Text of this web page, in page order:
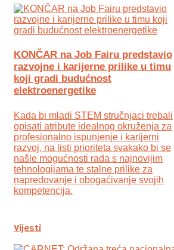
KONČAR na Job Fairu predstavio
razvojne i karijerne prilike u timu
koji gradi budućnost
elektroenergetike
Kada bi mladi STEM stručnjaci trebali
opisati atribute idealnog okruženja za
profesionalno ispunjenje i karijerni
razvoj, na listi prioriteta svakako bi se
našle mogućnosti rada s najnovijim
tehnologijama te stalne prilike za
napredovanje i obogaćivanje svojih
kompetencija.
Vijesti